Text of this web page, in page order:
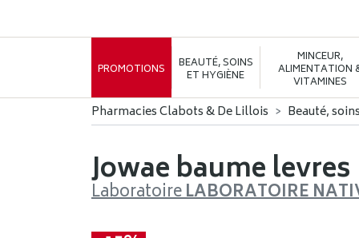
PROMOTIONS BEAUTÉ, SOINS
ET HYGIÈNE
MINCEUR,
ALIMENTATION
VITAMINES
Pharmacies Clabots & De Lillois Beauté,
Jowae baume
LaboratoireLABORATOIRE